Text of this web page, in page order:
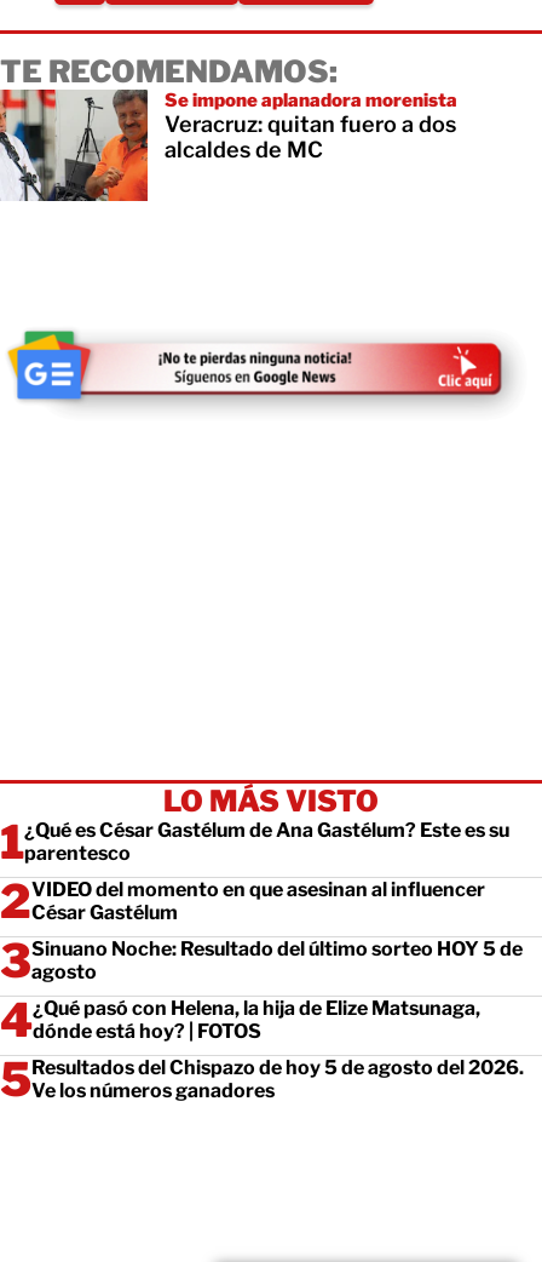
TE RECOMENDAMOS:
Se impone aplanadora morenista
Veracruz: quitan fuero a dos
alcaldes de MC
LO MÁS VISTO
¿Qué es César Gastélum de Ana Gastélum? Este es su
parentesco
VIDEO del momento en que asesinan al influencer
César Gastélum
Sinuano Noche: Resultado del último sorteo HOY 5 de
agosto
¿Qué pasó con Helena, la hija de Elize Matsunaga,
dónde está hoy? | FOTOS
Resultados del Chispazo de hoy 5 de agosto del 2026.
Ve los números ganadores